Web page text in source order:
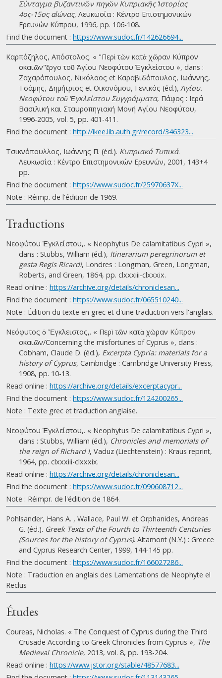
Σύνταγμα βυζαντινῶν πηγῶν Κυπριακῆς Ἱστορίας
4ος-15ος αἰώνας, Λευκωσία : Κέντρο Επιστημονικών
Ερευνών Κύπρου, 1996, pp. 106-108.
Find the document : https://www.sudoc.fr/142626694...
Καρπόζηλος, Απόστολος. « "Περὶ τῶν κατὰ χῶραν Κύπρον
σκαιῶν"ἔργο τοῦ Ἁγίου Νεοφύτου Ἐγκλείστου », dans :
Ζαχαρόπουλος, Νικόλαος et Καραβιδόπουλος, Ιωάννης,
Τσάμης, Δημήτριος et Οικονόμου, Γενικός (éd.),Ἁγίου.
Νεοφύτου τοῦ Ἐγκλείστου Συγγράμματα, Πάφος : Ιερά
Βασιλική και Σταυροπηγιακή Μονή Αγίου Νεοφύτου,
1996-2005, vol. 5, pp. 401-411.
Find the document : http://ikee.lib.auth.gr/record/346323...
Τσικνόπουλλος, Ιωάννης Π. (éd.). Κυπριακά Τυπικά.
Λευκωσία : Κέντρο Επιστημονικών Ερευνών, 2001, 143+4
pp.
Find the document : https://www.sudoc.fr/25970637X...
Note : Réimp. de l'édition de 1969.
Traductions
Νεοφύτου Ἐγκλείστου,. « Neophytus De calamitatibus Cypri »,
dans : Stubbs, William (éd.), Itinerarium peregrinorum et
gesta Regis Ricardi, Londres : Longman, Green, Longman,
Roberts, and Green, 1864, pp. clxxxiii-clxxxix.
Read online : https://archive.org/details/chroniclesan...
Find the document : https://www.sudoc.fr/065510240...
Note : Édition du texte en grec et d'une traduction vers l'anglais.
Νεόφυτος ὁ Ἔγκλειστος,. « Περὶ τῶν κατὰ χῶραν Κύπρον
σκαιῶν/Concerning the misfortunes of Cyprus », dans :
Cobham, Claude D. (éd.), Excerpta Cypria: materials for a
history of Cyprus, Cambridge : Cambridge University Press,
1908, pp. 10-13.
Read online : https://archive.org/details/excerptacypr...
Find the document : https://www.sudoc.fr/124200265...
Note : Texte grec et traduction anglaise.
Νεοφύτου Ἐγκλείστου,. « Neophytus De calamitatibus Cypri »,
dans : Stubbs, William (éd.), Chronicles and memorials of
the reign of Richard I, Vaduz (Liechtenstein) : Kraus reprint,
1964, pp. clxxxiii-clxxxix.
Read online : https://archive.org/details/chroniclesan...
Find the document : https://www.sudoc.fr/090608712...
Note : Réimpr. de l'édition de 1864.
Pohlsander, Hans A. , Wallace, Paul W. et Orphanides, Andreas
G. (éd.). Greek Texts of the Fourth to Thirteenth Centuries
(Sources for the history of Cyprus). Altamont (N.Y.) : Greece
and Cyprus Research Center, 1999, 144-145 pp.
Find the document : https://www.sudoc.fr/166027286...
Note : Traduction en anglais des Lamentations de Neophyte el
Reclus
Études
Coureas, Nicholas. « The Conquest of Cyprus during the Third
Crusade According to Greek Chronicles from Cyprus », The
Medieval Chronicle, 2013, vol. 8, pp. 193-204.
Read online : https://www.jstor.org/stable/48577683...